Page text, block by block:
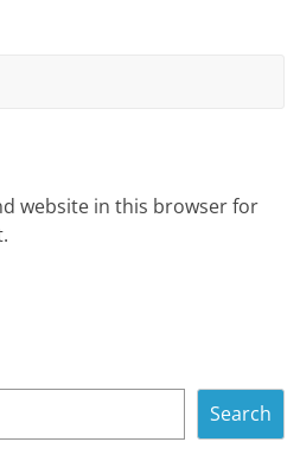
website in this browser for
Search